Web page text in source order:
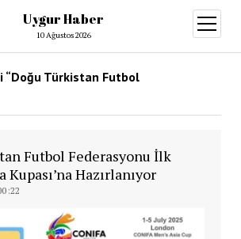
Uygur Haber
10 Ağustos 2026
aç
“Doğu Türkistan Futbol
Futbol Federasyonu İlk
Kupası’na Hazırlanıyor